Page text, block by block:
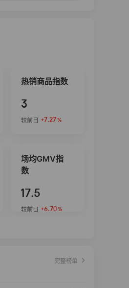
热销商品指数
3
较前日 +7.27%
场均GMV指
数
17.5
较前日 +6.70%
完整榜单